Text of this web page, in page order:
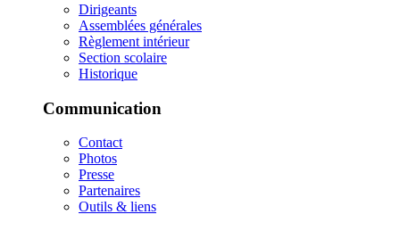
Dirigeants
Assemblées générales
Règlement intérieur
Section scolaire
Historique
Communication
Contact
Photos
Presse
Partenaires
Outils & liens